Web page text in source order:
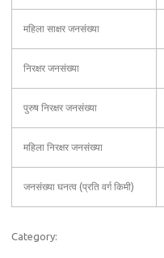
महिला साक्षर जनसंख्या
निरक्षर जनसंख्या
पुरुष निरक्षर जनसंख्या
महिला निरक्षर जनसंख्या
जनसंख्या घनत्व (प्रति वर्ग किमी)
Category: